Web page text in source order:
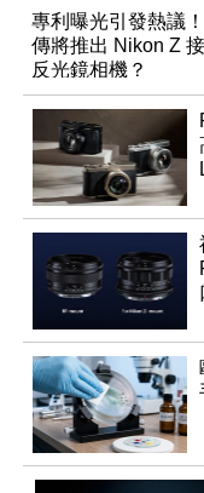
專利曝光引發熱議
傳將推出 Nikon Z
反光鏡相機？